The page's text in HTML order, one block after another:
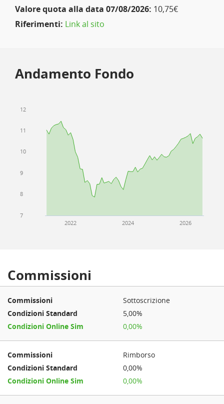
Valore quota alla data 07/08/2026: 10,75€
Riferimenti: Link al sito
Andamento Fondo
2022 2024 2026
7
8
9
10
11
12
Commissioni
Sottoscrizione
5,00%
0,00%
Rimborso
0,00%
0,00%